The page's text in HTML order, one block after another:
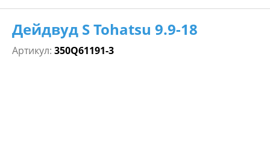
Дейдвуд S Tohatsu 9.9-18
Артикул: 350Q61191-3